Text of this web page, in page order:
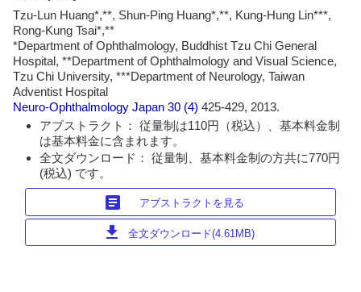
Tzu-Lun Huang*,**, Shun-Ping Huang*,**, Kung-Hung Lin***,
Rong-Kung Tsai*,**
*Department of Ophthalmology, Buddhist Tzu Chi General
Hospital, **Department of Ophthalmology and Visual Science,
Tzu Chi University, ***Department of Neurology, Taiwan
Adventist Hospital
Neuro-Ophthalmology Japan 30 (4)425-429, 2013.
アブストラクト： 従量制は110円（税込）、基本料金制
は基本料金に含まれます。
全文ダウンロード： 従量制、基本料金制の方共に770円
(税込) です。
article アブストラクトを見る
download 全文ダウンロード(4.61MB)